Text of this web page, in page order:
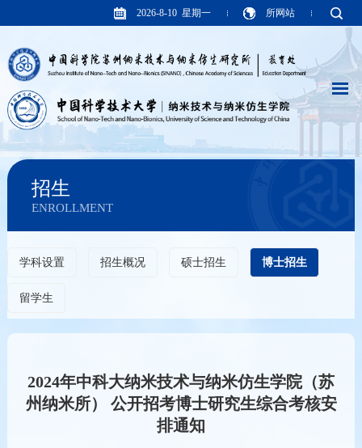
2026-8-10 星期一 所网站
招生
ENROLLMENT
学科设置 招生概况 硕士招生 博士招生
留学生
2024年中科大纳米技术与纳米仿生学院（苏
州纳米所） 公开招考博士研究生综合考核安
排通知